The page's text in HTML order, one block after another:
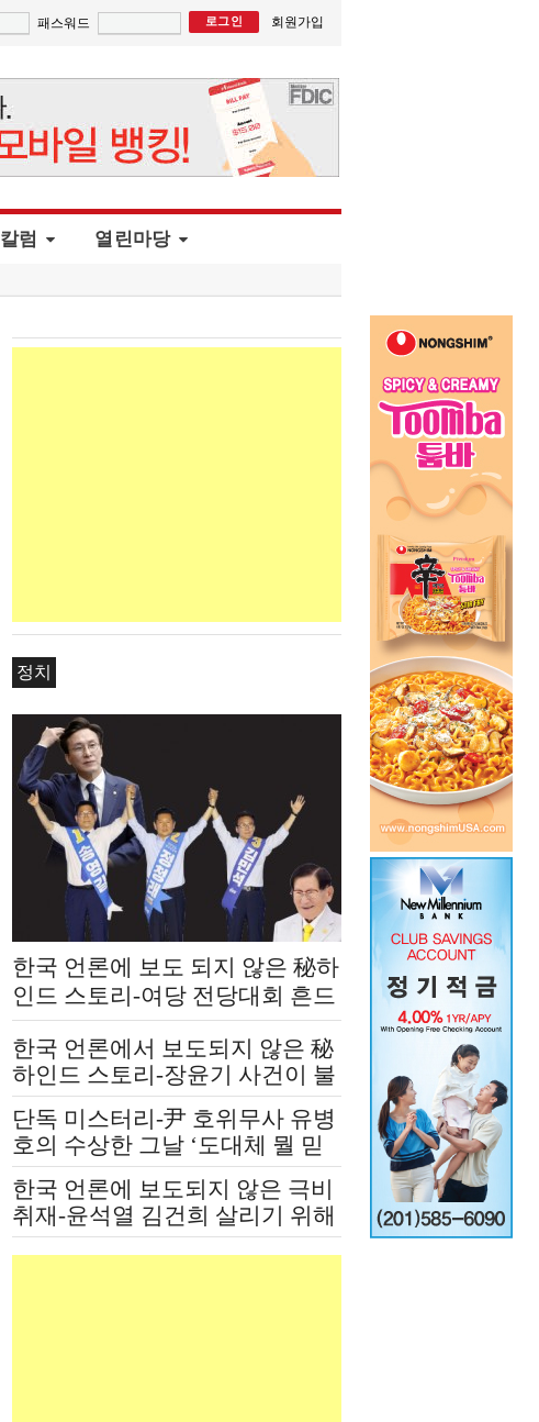
패스워드 회원가입
칼럼 열린마당
정치
한국 언론에 보도 되지 않은 秘하
인드 스토리-여당 전당대회 흔드
는 정청래-신천지 개입설 논란
한국 언론에서 보도되지 않은 秘
하인드 스토리-장윤기 사건이 불
붙인 여당과 검찰의 보완 수사권
전쟁
단독 미스터리-尹 호위무사 유병
호의 수상한 그날 ‘도대체 뭘 믿
고 설치고 까부나 했더니…’
한국 언론에 보도되지 않은 극비
취재-윤석열 김건희 살리기 위해
법도 깔아뭉갠 심우정의 자충수